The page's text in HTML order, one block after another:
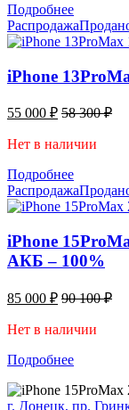
Подробнее
Распродажа
iPhone
55 000 ₽ 58 300₽
Нет в наличии
Подробнее
Распродажа
iPhone
АКБ – 100%
85 000 ₽ 90 100₽
Нет в наличии
Подробнее
г. Донецк, пр.